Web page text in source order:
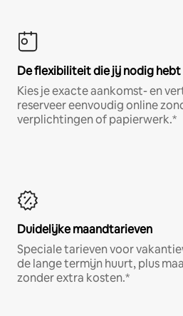
De flexibiliteit die jij nodig hebt
Kies je exacte aankomst- en
reserveer eenvoudig online
verplichtingen of papierwerk.*
Duidelijke maandtarieven
Speciale tarieven voor
de lange termijn huurt, plus
zonder extra kosten.*